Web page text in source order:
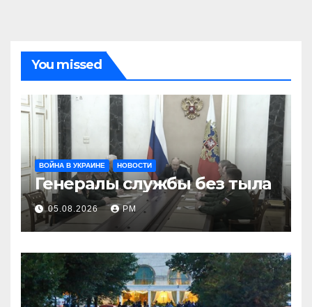
You missed
ВОЙНА В УКРАИНЕ НОВОСТИ
Генералы службы без тыла
05.08.2026 РМ